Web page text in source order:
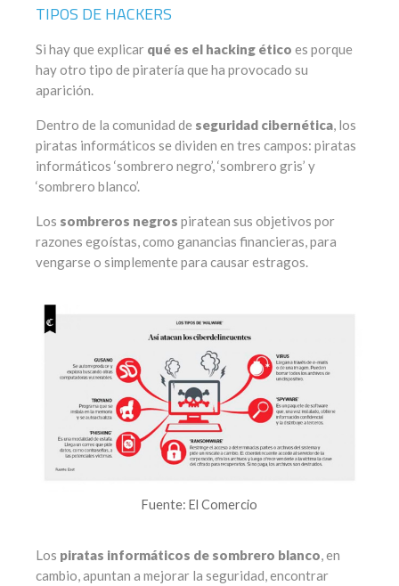
TIPOS DE HACKERS
Si hay que explicar qué es el hacking ético es porque
hay otro tipo de piratería que ha provocado su
aparición.
Dentro de la comunidad de seguridad cibernética, los
piratas informáticos se dividen en tres campos: piratas
informáticos ‘sombrero negro’, ‘sombrero gris’ y
‘sombrero blanco’.
Los sombreros negros piratean sus objetivos por
razones egoístas, como ganancias financieras, para
vengarse o simplemente para causar estragos.
Fuente: El Comercio
Los piratas informáticos de sombrero blanco, en
cambio, apuntan a mejorar la seguridad, encontrar